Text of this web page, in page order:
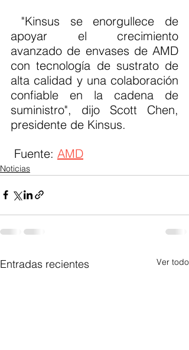
apoyar el crecimiento
avanzado de envases de AMD
con tecnología de sustrato de
alta calidad y una colaboración
confiable en la cadena de
suministro", dijo Scott Chen,
presidente de Kinsus.
Fuente: AMD
Noticias
Entradas recientes Ver todo